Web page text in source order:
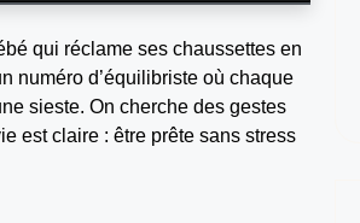
qui réclame ses chaussettes en
numéro d’équilibriste où chaque
sieste. On cherche des gestes
est claire : être prête sans stress